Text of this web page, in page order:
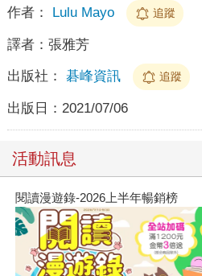
作者： Lulu Mayo 追蹤
譯者： 張雅芳
出版社： 碁峰資訊 追蹤
出版日： 2021/07/06
活動訊息
閱讀漫遊錄-2026上半年暢銷榜